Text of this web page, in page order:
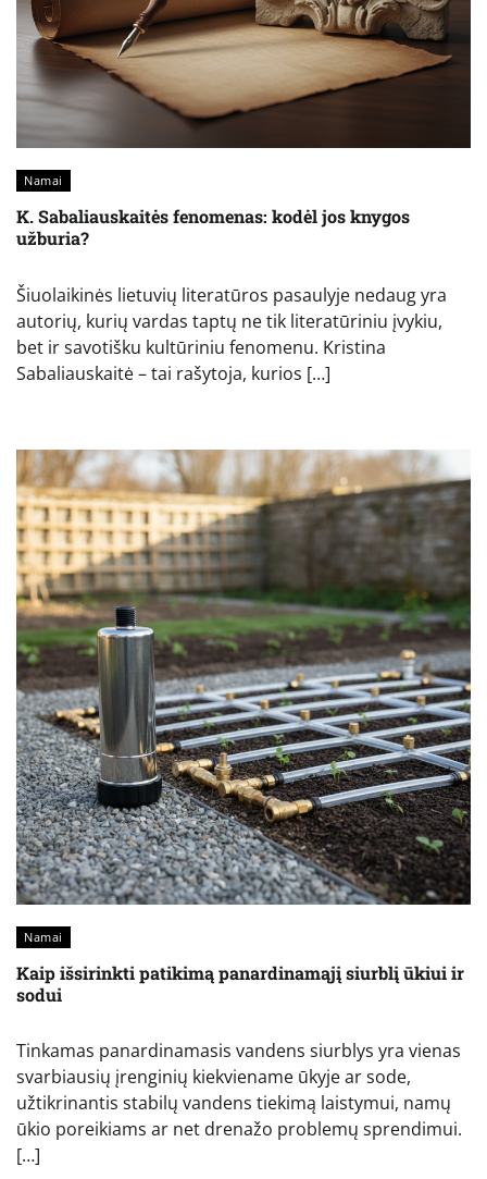
Namai
K. Sabaliauskaitės fenomenas: kodėl jos knygos
užburia?
Šiuolaikinės lietuvių literatūros pasaulyje nedaug yra
autorių, kurių vardas taptų ne tik literatūriniu įvykiu,
bet ir savotišku kultūriniu fenomenu. Kristina
Sabaliauskaitė – tai rašytoja, kurios […]
Namai
Kaip išsirinkti patikimą panardinamąjį siurblį ūkiui ir
sodui
Tinkamas panardinamasis vandens siurblys yra vienas
svarbiausių įrenginių kiekviename ūkyje ar sode,
užtikrinantis stabilų vandens tiekimą laistymui, namų
ūkio poreikiams ar net drenažo problemų sprendimui.
[…]